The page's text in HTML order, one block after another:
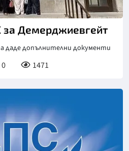
за Демерджиевгейт
даде допълнителни документи
0 1471